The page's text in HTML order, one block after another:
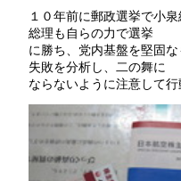
１０年前に郵政選挙で小
総理も自らの力で選挙
に勝ち、党内基盤を堅固
失敗を分析し、二の舞に
ならないように注意して行